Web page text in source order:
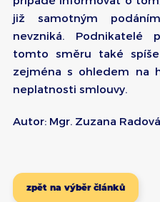
již samotným
nevzniká. Podnikatelé
tomto směru také
zejména s ohledem na
neplatnosti smlouvy.
Autor: Mgr. Zuzana
zpět na výběr článků